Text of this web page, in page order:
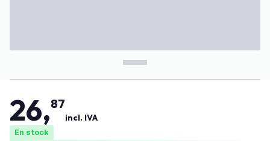
26,87
incl. IVA
En stock